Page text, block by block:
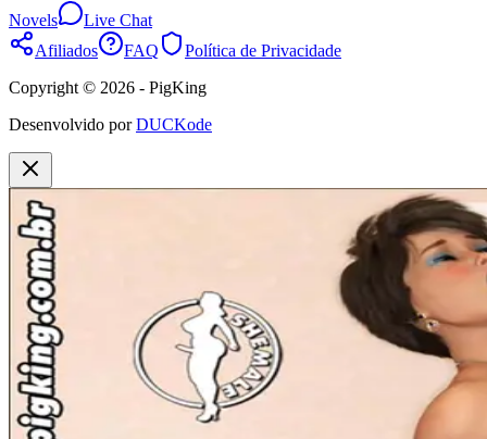
Novels
Live Chat
Afiliados
FAQ
Política de Privacidade
Copyright © 2026 - PigKing
Desenvolvido por DUCKode